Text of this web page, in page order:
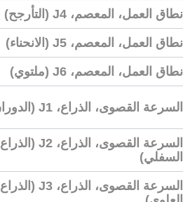
نطاق العمل، المعصم، J4 (التأرجح)
نطاق العمل، المعصم، J5 (الانحناء)
نطاق العمل، المعصم، J6 (ملتوي)
السرعة القصوى، الذراع، J1 (الدوران)
السرعة القصوى، الذراع، J2 (الذراع
السفلي)
السرعة القصوى، الذراع، J3 (الذراع